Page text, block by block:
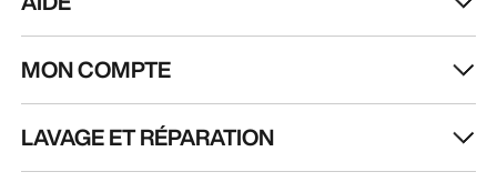
MON COMPTE
LAVAGE ET RÉPARATION